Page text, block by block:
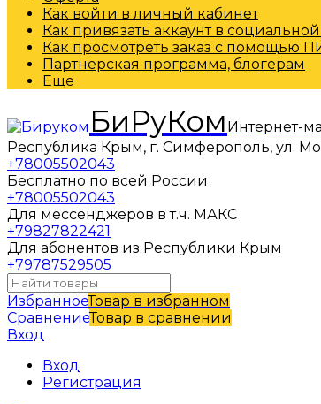
Как войти в личный кабинет
Как привязать аккаунт в
Как просмотреть заказ с помощью
Партнерская программа, блогерам
Еще
БиРуКом Интернет-
Республика Крым, г. Симферополь, ул.
+78005502043
Бесплатно по всей России
+78005502043
Для мессенджеров в т.ч. МАКС
+79827822421
Для абонентов из Республики Крым
+79787529505
ИзбранноеТовар в избранном
СравнениеТовар в сравнении
Вход
Вход
Регистрация